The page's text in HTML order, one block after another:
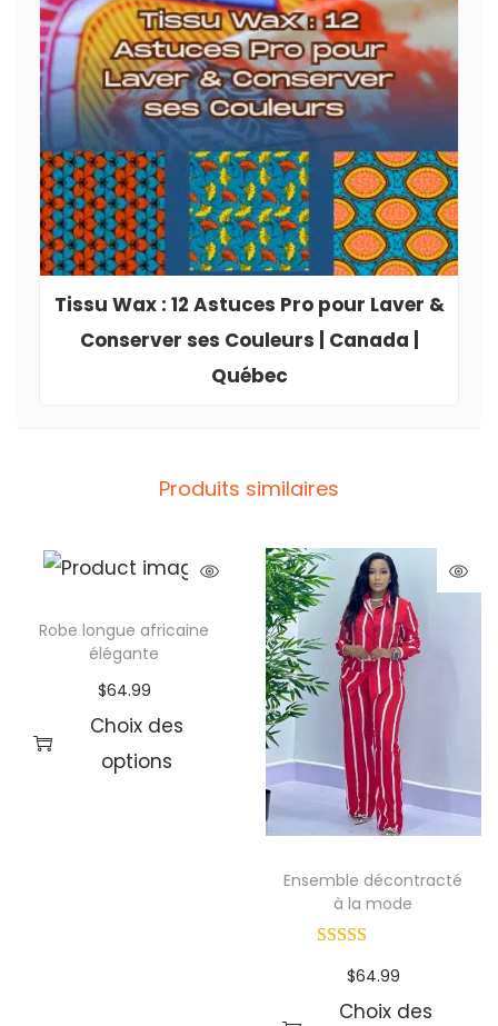
Tissu Wax : 12 Astuces Pro pour Laver &
Conserver ses Couleurs | Canada |
Québec
Produits similaires
Robe longue africaine
élégante
$64.99
Choix des
options
Ensemble décontracté
à la mode
$64.99
Choix des